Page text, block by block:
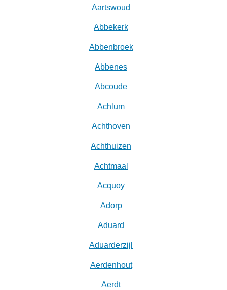
Aartswoud
Abbekerk
Abbenbroek
Abbenes
Abcoude
Achlum
Achthoven
Achthuizen
Achtmaal
Acquoy
Adorp
Aduard
Aduarderzijl
Aerdenhout
Aerdt